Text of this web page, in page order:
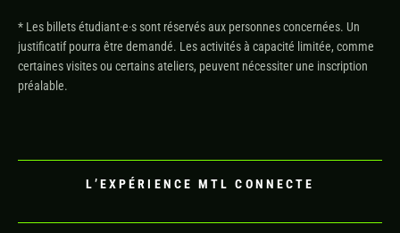
* Les billets étudiant·e·s sont réservés aux personnes concernées. Un
justificatif pourra être demandé. Les activités à capacité limitée, comme
certaines visites ou certains ateliers, peuvent nécessiter une inscription
préalable.
L’EXPÉRIENCE MTL CONNECTE